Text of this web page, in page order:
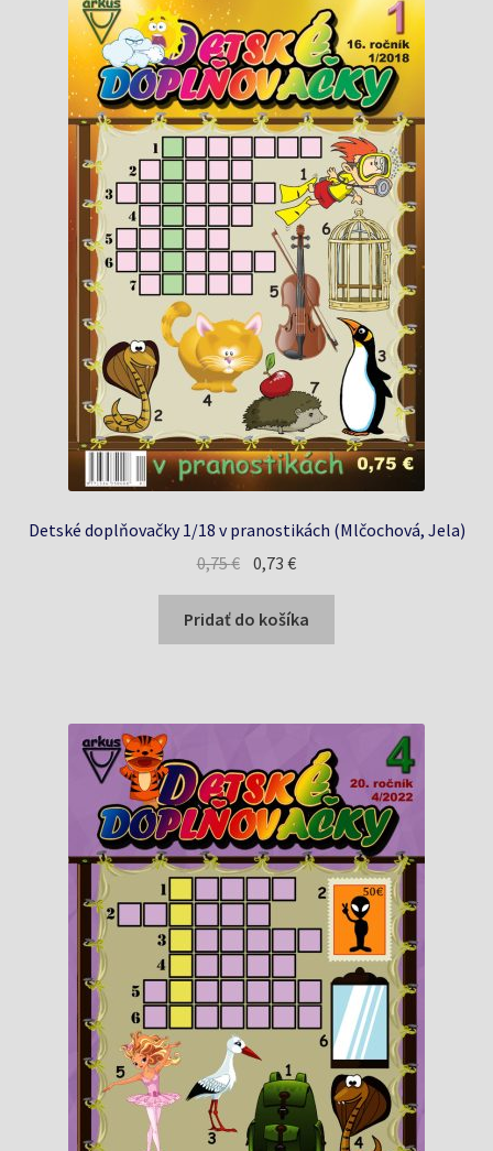
Detské doplňovačky 1/18 v pranostikách (Mlčochová, Jela)
0,75€ Pôvodná
cena
bola:
0,75 €.
0,73€Aktuálna
cena
je:
0,73 €.
Pridať do košíka